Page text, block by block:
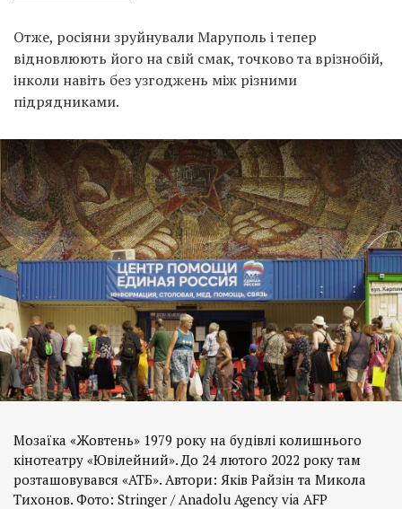
Отже, росіяни зруйнували Маруполь і тепер
відновлюють його на свій смак, точково та врізнобій,
інколи навіть без узгоджень між різними
підрядниками.
Мозаїка «Жовтень» 1979 року на будівлі колишнього
кінотеатру «Ювілейний». До 24 лютого 2022 року там
розташовувався «АТБ». Автори: Яків Райзін та Микола
Тихонов. Фото: Stringer / Anadolu Agency via AFP